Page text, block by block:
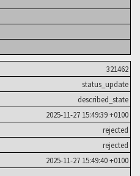
321462
status_update
described_state
2025-11-27 15:49:39 +0100
rejected
rejected
2025-11-27 15:49:40 +0100